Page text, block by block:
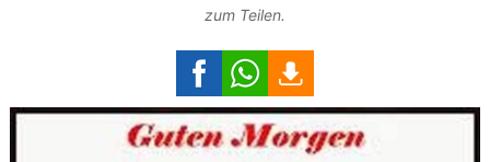
zum Teilen.